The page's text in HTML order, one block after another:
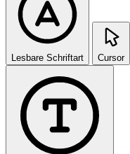
Lesbare Schriftart Cursor